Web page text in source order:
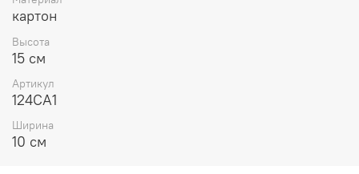
картон
Высота
15 см
Артикул
124CA1
Ширина
10 см